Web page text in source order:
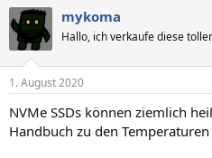
mykoma
Hallo, ich verkaufe diese
1. August 2020
NVMe SSDs können ziemlich
Handbuch zu den Temperaturen